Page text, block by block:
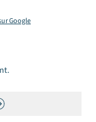
Google